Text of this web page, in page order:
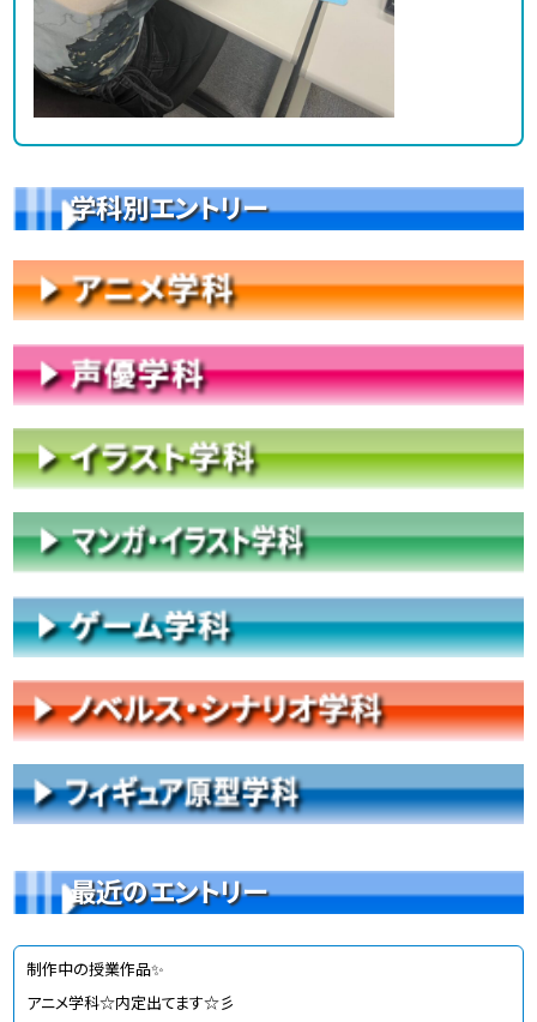
学科別エントリー
最近のエントリー
制作中の授業作品✨
アニメ学科☆内定出てます☆彡